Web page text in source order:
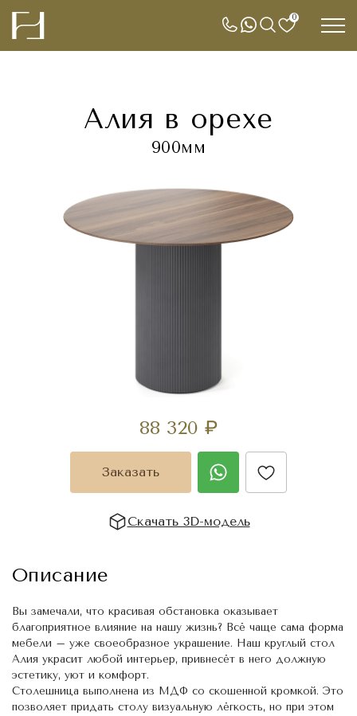
0
Алия в орехе
900мм
88 320 ₽
Заказать
Скачать 3D-модель
Описание
Вы замечали, что красивая обстановка оказывает
благоприятное влияние на нашу жизнь? Всё чаще сама форма
мебели – уже своеобразное украшение. Наш круглый стол
Алия украсит любой интерьер, привнесёт в него должную
эстетику, уют и комфорт.
Столешница выполнена из МДФ со скошенной кромкой. Это
позволяет придать столу визуальную лёгкость, но при этом